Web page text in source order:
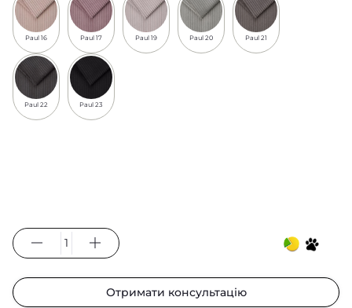
Paul 16 Paul 17 Paul 19 Paul 20 Paul 21
Paul 22 Paul 23
Отримати консультацію